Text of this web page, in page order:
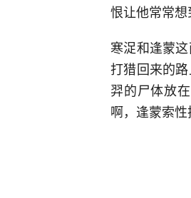
恨让他常常想
寒浞和逢蒙
打猎回来的
羿的尸体放
啊，逢蒙索性